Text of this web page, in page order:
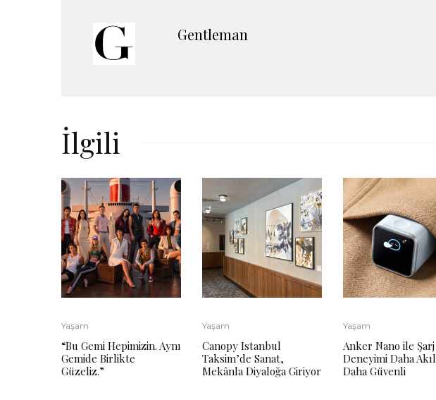
Gentleman
İlgili
Yaşam
“Bu Gemi Hepimizin. Aynı
Gemide Birlikte
Güzeliz.”
Yaşam
Canopy Istanbul
Taksim’de Sanat,
Mekânla Diyaloğa Giriyor
Yaşam
Anker Nano ile Şarj
Deneyimi Daha
Daha Güvenli